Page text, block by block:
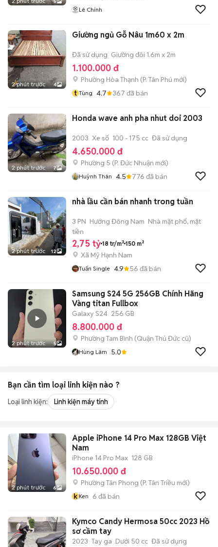
Lê Chính
2 phút trước 4
Giường ngủ Gỗ Nâu 1m60 x 2m
Đã sử dụng Giường đôi 1.6m x 2m
1.100.000 đ
Phường Hòa Thạnh (P. Tân Phú mới)
t Tùng 4.7 367 đã bán
2 phút trước 7
Honda wave anh pha nhut doi 2003
2003 Xe số 100 - 175 cc Đã sử dụng
4.650.000 đ
Phường 5 (P. Đức Nhuận mới)
Huỳnh Thân 4.5 776 đã bán
2 phút trước 12
nhà lầu cần bán nhanh trong tuần
3 PN Hướng Đông Nam Nhà mặt phố, mặt
tiền
2,75 tỷ 18 tr/m² 150 m²
Xã Mỹ Hạnh Nam
Tuấn Single 4.9 56 đã bán
2 phút trước 5
Samsung S24 5G 256GB Chính Hãng
Vàng titan Fullbox
Galaxy S24 256 GB
8.800.000 đ
Phường Tam Bình (Quận Thủ Đức cũ)
Hùng Lâm 5.0
Bạn cần tìm loại linh kiện nào ?
Loại linh kiện: Linh kiện máy tính
2 phút trước 6
Apple iPhone 14 Pro Max 128GB Việt
Nam
iPhone 14 Pro Max 128 GB
10.650.000 đ
Phường Tân Phong (P. Tân Triều mới)
k Ken 6 đã bán
Kymco Candy Hermosa 50cc 2023 Hồ
sơ cầm tay
2023 Tay ga Dưới 50 cc Đã sử dụng